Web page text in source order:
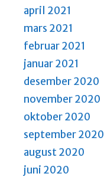
april 2021
mars 2021
februar 2021
januar 2021
desember 2020
november 2020
oktober 2020
september 2020
august 2020
juni 2020